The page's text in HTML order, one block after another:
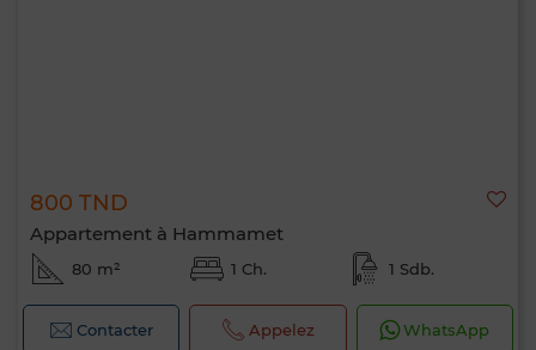
800 TND
Appartement à Hammamet
80 m² 1 Ch. 1 Sdb.
Contacter Appelez WhatsApp